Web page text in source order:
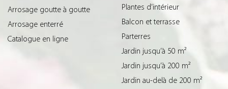
Arrosage goutte à goutte
Arrosage enterré
Catalogue en ligne
Plantes d’intérieur
Balcon et terrasse
Parterres
Jardin jusqu’à 50 m²
Jardin jusqu’à 200 m²
Jardin au-delà de 200 m²